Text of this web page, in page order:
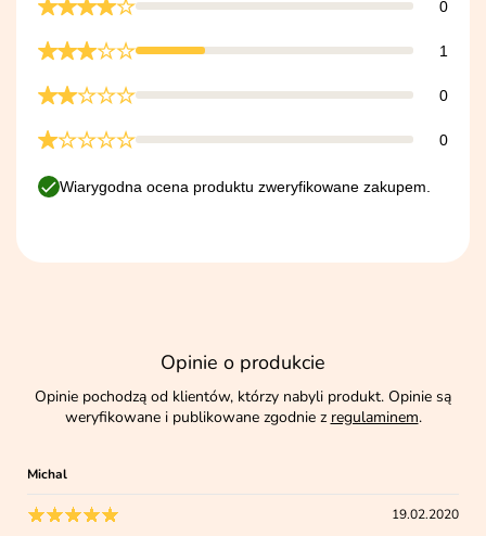
0
1
0
0
Wiarygodna ocena produktu zweryfikowane zakupem.
Opinie o produkcie
Opinie pochodzą od klientów, którzy nabyli produkt. Opinie są
weryfikowane i publikowane zgodnie z regulaminem.
Michal
19.02.2020